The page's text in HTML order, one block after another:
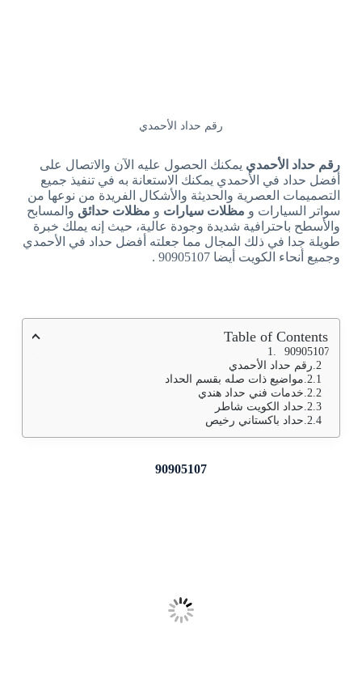
رقم حداد الأحمدي
رقم حداد الأحمدي يمكنك الحصول عليه الآن والاتصال على
أفضل حداد في الأحمدي يمكنك الاستعانة به في تنفيذ جميع
التصميمات العصرية والحديثة والأشكال الفريدة من نوعها من
سواتر السيارات و مظلات سيارات و مظلات حدائق والمسابح
والأسطح باحترافية شديدة وجودة عالية، حيث إنه يملك خبرة
طويلة جدا في ذلك المجال مما جعلته أفضل حداد في الأحمدي
وجميع أنحاء الكويت أيضا 90905107 .
Table of Contents
90905107
رقم حداد الأحمدي
مواضيع ذات صله بقسم الحداد
خدمات فني حداد هندي
حداد الكويت شاطر
حداد باكستاني رخيص
90905107